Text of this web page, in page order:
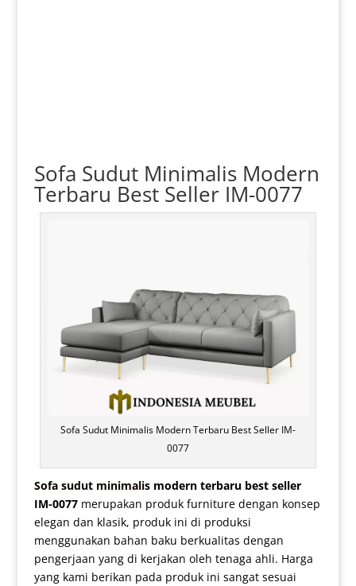
Sofa Sudut Minimalis Modern
Terbaru Best Seller IM-0077
Sofa Sudut Minimalis Modern Terbaru Best Seller IM-
0077
Sofa sudut minimalismodern terbaru best seller
IM-0077merupakan produk furniture dengan konsep
elegan dan klasik, produk ini di produksi
menggunakan bahan baku berkualitas dengan
pengerjaan yang di kerjakan oleh tenaga ahli. Harga
yang kami berikan pada produk ini sangat sesuai